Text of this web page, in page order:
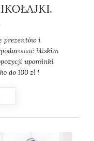
prezentów i
bliskim
upominki
do 100 zł !